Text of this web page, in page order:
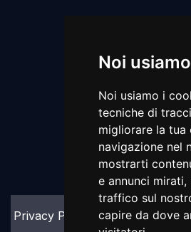
Noi
Noi usiamo i
tecniche di
migliorare la tua
navigazione nel
mostrarti
e annunci
traffico sul
capire da dove
Numero iscrizione
Privacy Policy Cookie Policy